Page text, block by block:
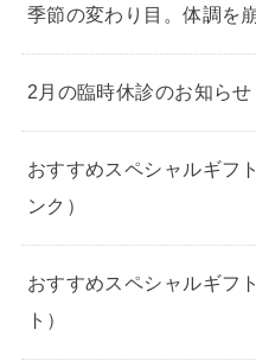
季節の変わり目。体調を
2月の臨時休診のお知らせ
おすすめスペシャルギフ
ンク）
おすすめスペシャルギフ
ト）